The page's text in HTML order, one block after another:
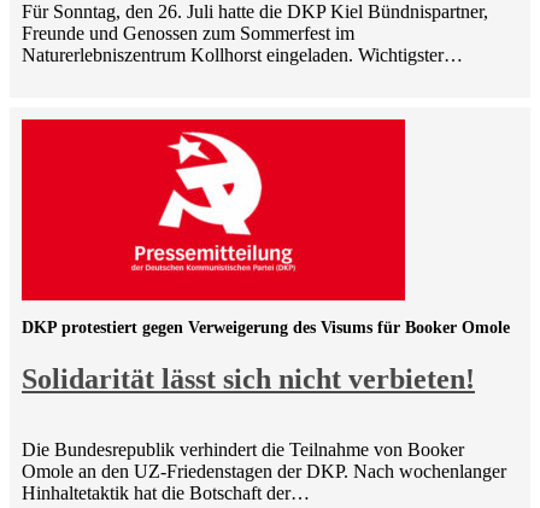
Für Sonntag, den 26. Juli hatte die DKP Kiel Bündnispartner,
Freunde und Genossen zum Sommerfest im
Naturerlebniszentrum Kollhorst eingeladen. Wichtigster…
Solidarität lässt sich nicht verbieten!
DKP protestiert gegen Verweigerung des Visums für Booker Omole
Die Bundesrepublik verhindert die Teilnahme von Booker
Omole an den UZ-Friedenstagen der DKP. Nach wochenlanger
Hinhaltetaktik hat die Botschaft der…